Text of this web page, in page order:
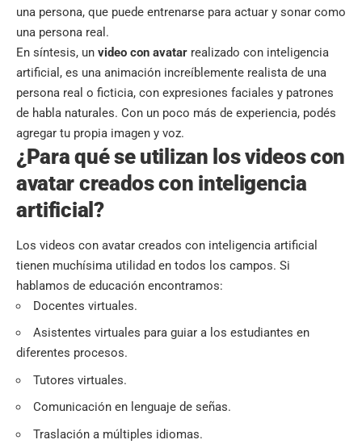
una persona, que puede entrenarse para actuar y sonar como
una persona real.
En síntesis, un video con avatar realizado con inteligencia
artificial, es una animación increíblemente realista de una
persona real o ficticia, con expresiones faciales y patrones
de habla naturales. Con un poco más de experiencia, podés
agregar tu propia imagen y voz.
¿Para qué se utilizan los videos con
avatar creados con inteligencia
artificial?
Los videos con avatar creados con inteligencia artificial
tienen muchísima utilidad en todos los campos. Si
hablamos de educación encontramos:
Docentes virtuales.
Asistentes virtuales para guiar a los estudiantes en
diferentes procesos.
Tutores virtuales.
Comunicación en lenguaje de señas.
Traslación a múltiples idiomas.